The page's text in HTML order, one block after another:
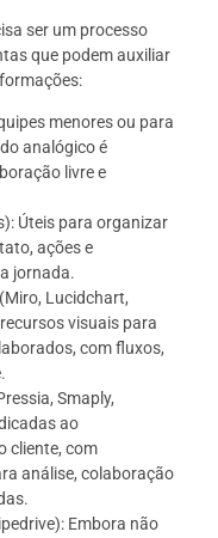
ser um processo
que podem auxiliar
menores ou para
analógico é
livre e
Úteis para organizar
ações e
jornada.
Lucidchart,
visuais para
com fluxos,
Smaply,
ao
cliente, com
análise, colaboração
Embora não